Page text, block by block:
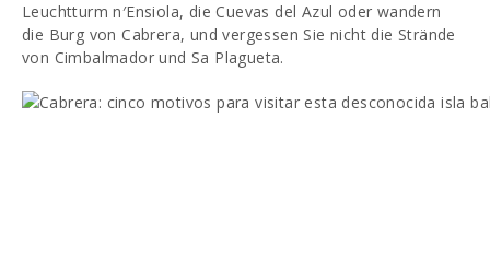
Leuchtturm n′Ensiola, die Cuevas del Azul oder wandern
die Burg von Cabrera, und vergessen Sie nicht die Strände
von Cimbalmador und Sa Plagueta.